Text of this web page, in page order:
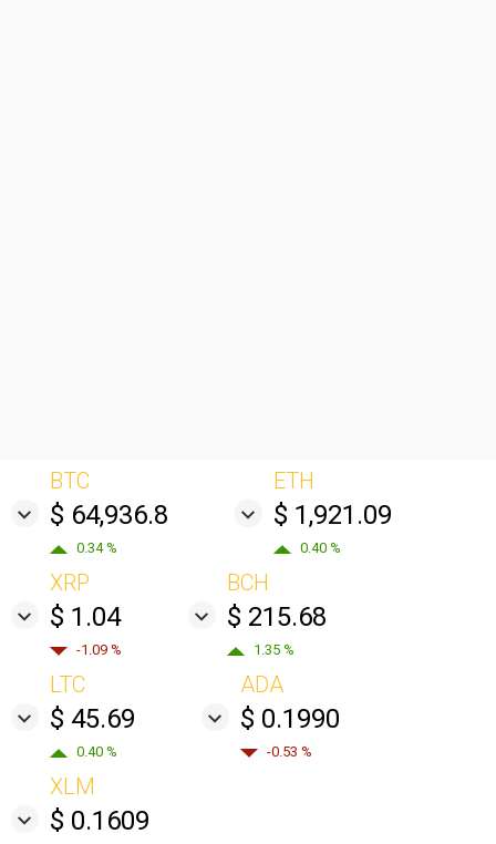
BTC
$ 64,936.8
0.34 %
ETH
$ 1,921.09
0.40 %
XRP
$ 1.04
-1.09 %
BCH
$ 215.68
1.35 %
LTC
$ 45.69
0.40 %
ADA
$ 0.1990
-0.53 %
XLM
$ 0.1609